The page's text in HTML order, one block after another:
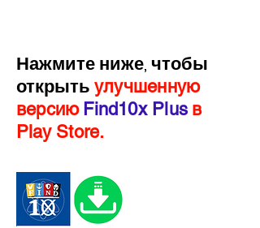
Нажмите ниже, чтобы
открыть улучшенную
версию Find10x Plus в
Play Store.